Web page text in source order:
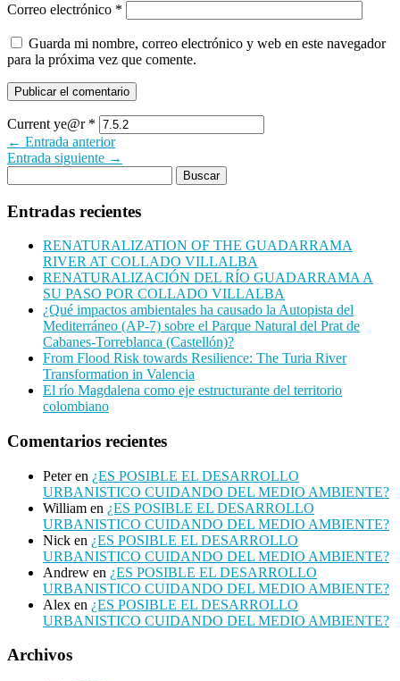
Correo electrónico *
Guarda mi nombre, correo electrónico y web en este navegador
para la próxima vez que comente.
Current ye@r *
← Entrada anterior
Entrada siguiente →
Entradas recientes
RENATURALIZATION OF THE GUADARRAMA
RIVER AT COLLADO VILLALBA
RENATURALIZACIÓN DEL RÍO GUADARRAMA A
SU PASO POR COLLADO VILLALBA
¿Qué impactos ambientales ha causado la Autopista del
Mediterráneo (AP-7) sobre el Parque Natural del Prat de
Cabanes-Torreblanca (Castellón)?
From Flood Risk towards Resilience: The Turia River
Transformation in Valencia
El río Magdalena como eje estructurante del territorio
colombiano
Comentarios recientes
Peteren ¿ES POSIBLE EL DESARROLLO
URBANISTICO CUIDANDO DEL MEDIO AMBIENTE?
William en ¿ES POSIBLE EL DESARROLLO
URBANISTICO CUIDANDO DEL MEDIO AMBIENTE?
Nick en ¿ES POSIBLE EL DESARROLLO
URBANISTICO CUIDANDO DEL MEDIO AMBIENTE?
Andrew en ¿ES POSIBLE EL DESARROLLO
URBANISTICO CUIDANDO DEL MEDIO AMBIENTE?
Alex en ¿ES POSIBLE EL DESARROLLO
URBANISTICO CUIDANDO DEL MEDIO AMBIENTE?
Archivos